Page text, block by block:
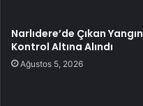
Narlıdere’de Çıkan Yangın
Kontrol Altına Alındı
Ağustos 5, 2026